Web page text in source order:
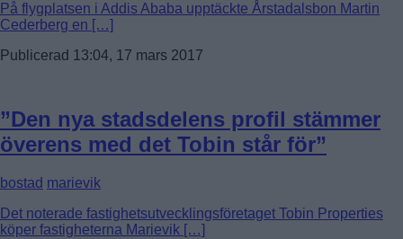
På flygplatsen i Addis Ababa upptäckte Årstadalsbon Martin
Cederberg en […]
Publicerad 13:04, 17 mars 2017
”Den nya stadsdelens profil stämmer
överens med det Tobin står för”
bostad marievik
Det noterade fastighetsutvecklingsföretaget Tobin Properties
köper fastigheterna Marievik […]